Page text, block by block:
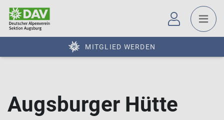
MITGLIED WERDEN
Augsburger Hütte